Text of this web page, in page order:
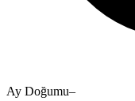
Ay Doğumu–